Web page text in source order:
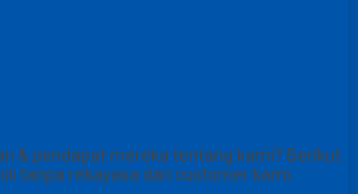
& pendapat mereka tentang kami? Berikut
tanpa rekayasa dari customer kami.